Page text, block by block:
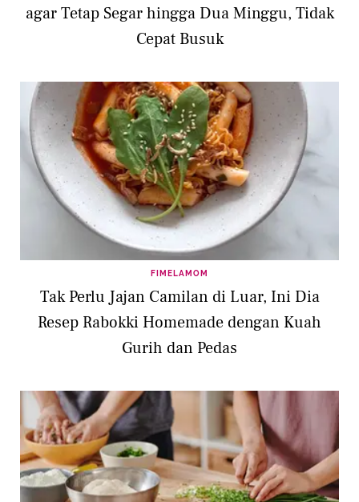
agar Tetap Segar hingga Dua Minggu, Tidak
Cepat Busuk
FIMELAMOM
Tak Perlu Jajan Camilan di Luar, Ini Dia
Resep Rabokki Homemade dengan Kuah
Gurih dan Pedas